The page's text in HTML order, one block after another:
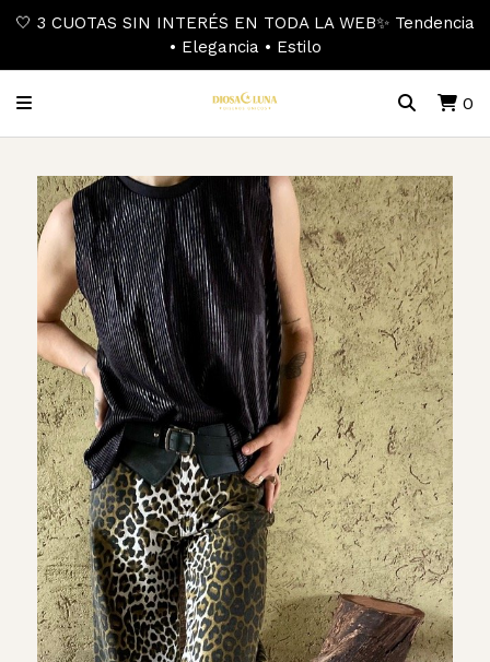
🤍 3 CUOTAS SIN INTERÉS EN TODA LA WEB✨ Tendencia
• Elegancia • Estilo
0